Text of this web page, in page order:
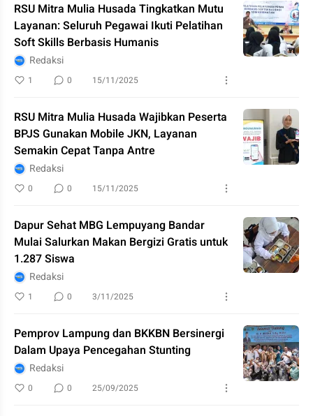
RSU Mitra Mulia Husada Tingkatkan Mutu
Layanan: Seluruh Pegawai Ikuti Pelatihan
Soft Skills Berbasis Humanis
Redaksi
1 0 15/11/2025
RSU Mitra Mulia Husada Wajibkan Peserta
BPJS Gunakan Mobile JKN, Layanan
Semakin Cepat Tanpa Antre
Redaksi
0 0 15/11/2025
Dapur Sehat MBG Lempuyang Bandar
Mulai Salurkan Makan Bergizi Gratis untuk
1.287 Siswa
Redaksi
1 0 3/11/2025
Pemprov Lampung dan BKKBN Bersinergi
Dalam Upaya Pencegahan Stunting
Redaksi
0 0 25/09/2025